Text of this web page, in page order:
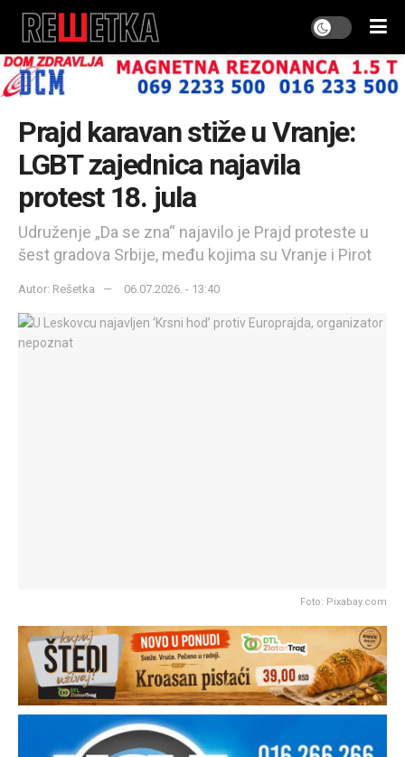
Prajd karavan stiže u Vranje:
LGBT zajednica najavila
protest 18. jula
Udruženje „Da se zna“ najavilo je Prajd proteste u
šest gradova Srbije, među kojima su Vranje i Pirot
Autor: Rešetka 06.07.2026. - 13:40
Foto: Pixabay.com